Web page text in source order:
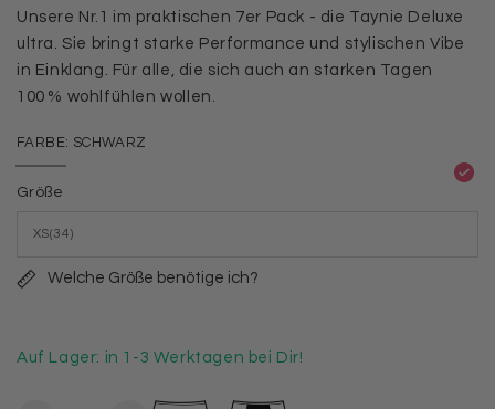
Unsere Nr.1 im praktischen 7er Pack - die Taynie Deluxe
ultra. Sie bringt starke Performance und stylischen Vibe
in Einklang. Für alle, die sich auch an starken Tagen
100 % wohlfühlen wollen.
FARBE: SCHWARZ
ausverkauft
verfügbar
Größe
Welche Größe benötige ich?
Auf Lager: in 1-3 Werktagen bei Dir!